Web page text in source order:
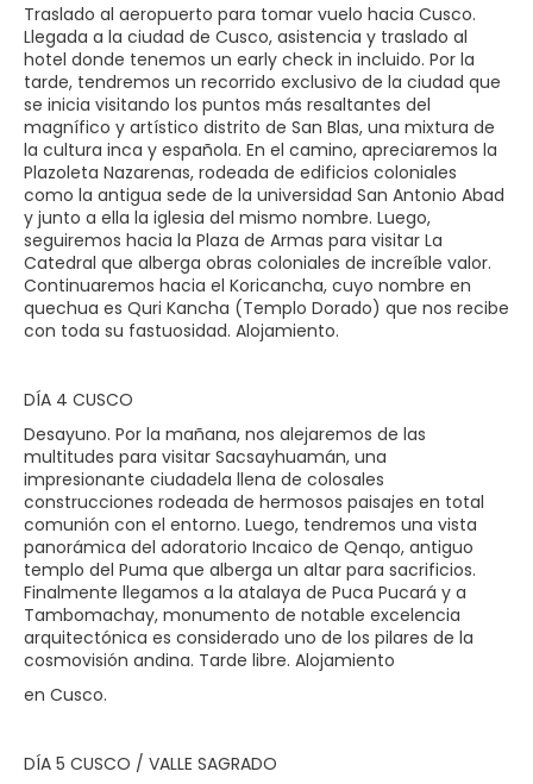
Traslado al aeropuerto para tomar vuelo hacia Cusco.
Llegada a la ciudad de Cusco, asistencia y traslado al
hotel donde tenemos un early check in incluido. Por la
tarde, tendremos un recorrido exclusivo de la ciudad que
se inicia visitando los puntos más resaltantes del
magnífico y artístico distrito de San Blas, una mixtura de
la cultura inca y española. En el camino, apreciaremos la
Plazoleta Nazarenas, rodeada de edificios coloniales
como la antigua sede de la universidad San Antonio Abad
y junto a ella la iglesia del mismo nombre. Luego,
seguiremos hacia la Plaza de Armas para visitar La
Catedral que alberga obras coloniales de increíble valor.
Continuaremos hacia el Koricancha, cuyo nombre en
quechua es Quri Kancha (Templo Dorado) que nos recibe
con toda su fastuosidad. Alojamiento.
DÍA 4 CUSCO
Desayuno. Por la mañana, nos alejaremos de las
multitudes para visitar Sacsayhuamán, una
impresionante ciudadela llena de colosales
construcciones rodeada de hermosos paisajes en total
comunión con el entorno. Luego, tendremos una vista
panorámica del adoratorio Incaico de Qenqo, antiguo
templo del Puma que alberga un altar para sacrificios.
Finalmente llegamos a la atalaya de Puca Pucará y a
Tambomachay, monumento de notable excelencia
arquitectónica es considerado uno de los pilares de la
cosmovisión andina. Tarde libre. Alojamiento
en Cusco.
DÍA 5 CUSCO / VALLE SAGRADO